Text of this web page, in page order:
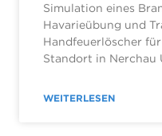
Simulation eines
Havarieübung und
Handfeuerlöscher
Standort in Nerchau
WEITERLESEN